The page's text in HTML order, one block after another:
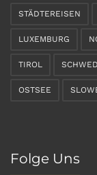
STÄDTEREISEN
LUXEMBURG
TIROL
OSTSEE
Folge Uns